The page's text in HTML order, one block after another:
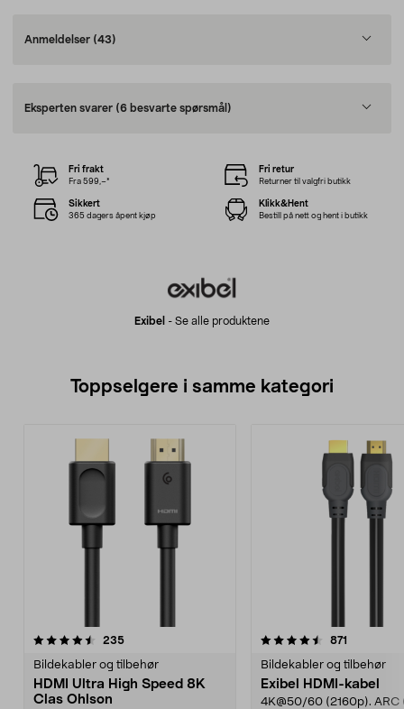
Anmeldelser (43)
Eksperten svarer (6 besvarte spørsmål)
Exibel - Se alle produktene
Fri frakt
Fra 599,–*
Fri retur
Returner til valgfri butikk
Sikkert
365 dagers åpent kjøp
Klikk&Hent
Bestill på nett og hent i butikk
Toppselgere i samme kategori
235anmeldelser
Bildekabler og tilbehør
HDMI Ultra High Speed 8K
Clas Ohlson
4.5 av 5 stjerner 871
Bildekabler og tilbehør
Exibel HDMI-kabel
4K@50/60 (2160p). ARC
4.0 av 5 stjerner